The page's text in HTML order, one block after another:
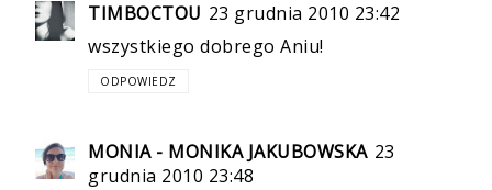
TIMBOCTOU 23 grudnia 2010 23:42
wszystkiego dobrego Aniu!
ODPOWIEDZ
MONIA - MONIKA JAKUBOWSKA 23
grudnia 2010 23:48